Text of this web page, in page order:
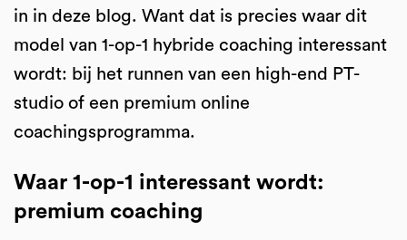
in in deze blog. Want dat is precies waar dit
model van 1-op-1 hybride coaching interessant
wordt: bij het runnen van een high-end PT-
studio of een premium online
coachingsprogramma.
Waar 1-op-1 interessant wordt:
premium coaching